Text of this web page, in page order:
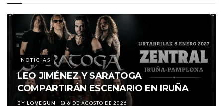
NOTICIAS
LEO JIMÉNEZ Y SARATOGA
COMPARTIRÁN ESCENARIO EN IRUÑA
BY LOVEGUN 6 DE AGOSTO DE 2026